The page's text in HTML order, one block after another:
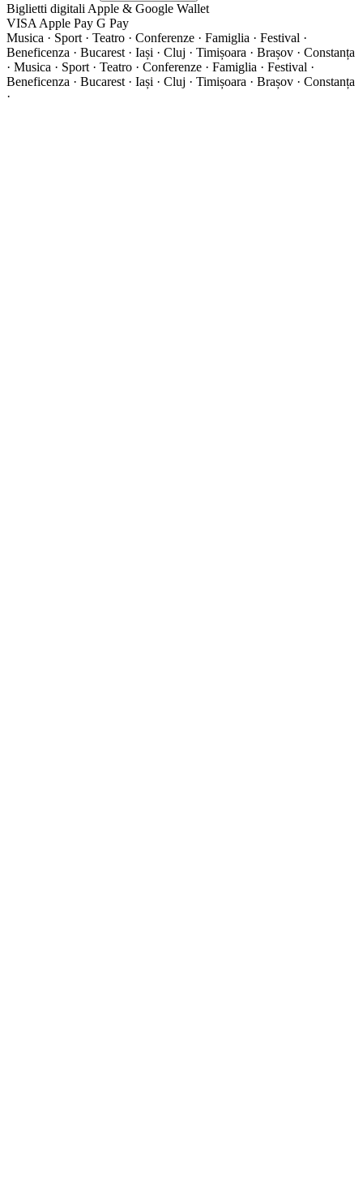
Biglietti digitali Apple & Google Wallet
VISA Apple Pay G Pay
Musica · Sport · Teatro · Conferenze · Famiglia · Festival ·
Beneficenza · Bucarest · Iași · Cluj · Timișoara · Brașov · Constanța
· Musica · Sport · Teatro · Conferenze · Famiglia · Festival ·
Beneficenza · Bucarest · Iași · Cluj · Timișoara · Brașov · Constanța
·